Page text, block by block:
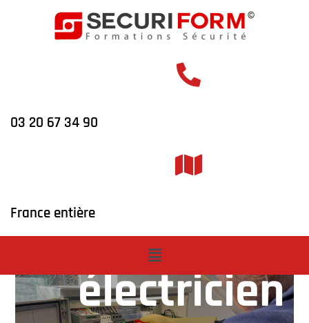
03 20 67 34 90
France entièreFormation
personnel
électricien